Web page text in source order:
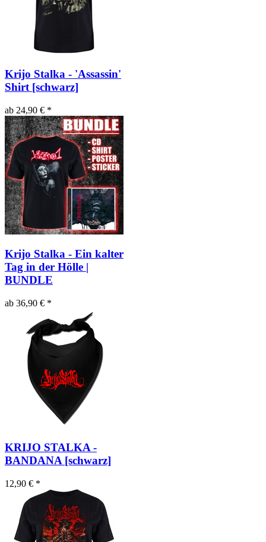
Krijo Stalka - 'Assassin'
Shirt [schwarz]
ab 24,90 € *
Krijo Stalka - Ein kalter
Tag in der Hölle |
BUNDLE
ab 36,90 € *
KRIJO STALKA -
BANDANA [schwarz]
12,90 € *